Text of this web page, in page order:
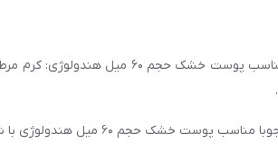
نقد و بررسی خرید کرم مرطوب کننده
پوست خشک حجم 60 میل هندولوژی با